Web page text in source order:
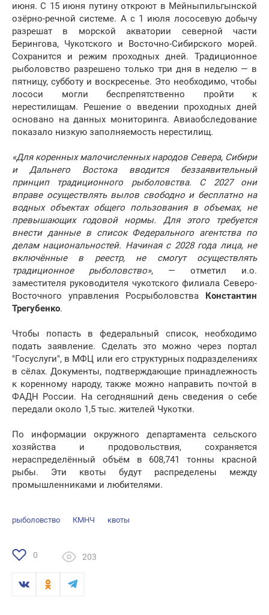
июня. С 15 июня путину откроют в Мейныпильгынской
озёрно-речной системе. А с 1 июля лососевую добычу
разрешат в морской акватории северной части
Берингова, Чукотского и Восточно-Сибирского морей.
Сохранится и режим проходных дней. Традиционное
рыболовство разрешено только три дня в неделю — в
пятницу, субботу и воскресенье. Это необходимо, чтобы
лососи могли беспрепятственно пройти к
нерестилищам. Решение о введении проходных дней
основано на данных мониторинга. Авиаобследование
показало низкую заполняемость нерестилищ.
«Для коренных малочисленных народов Севера, Сибири
и Дальнего Востока вводится беззаявительный
принцип традиционного рыболовства. С 2027 они
вправе осуществлять вылов свободно и бесплатно на
водных объектах общего пользования в объемах, не
превышающих годовой нормы. Для этого требуется
внести данные в список Федерального агентства по
делам национальностей. Начиная с 2028 года лица, не
включённые в реестр, не смогут осуществлять
традиционное рыболовство», — отметил и.о.
заместителя руководителя чукотского филиала Северо-
Восточного управления Росрыболовства Константин
Трегубенко.
Чтобы попасть в федеральный список, необходимо
подать заявление. Сделать это можно через портал
"Госуслуги", в МФЦ или его структурных подразделениях
в сёлах. Документы, подтверждающие принадлежность
к коренному народу, также можно направить почтой в
ФАДН России. На сегодняшний день сведения о себе
передали около 1,5 тыс. жителей Чукотки.
По информации окружного департамента сельского
хозяйства и продовольствия, сохраняется
нераспределённый объём в 608,741 тонны красной
рыбы. Эти квоты будут распределены между
промышленниками и любителями.
рыболовство КМНЧ квоты
0 203